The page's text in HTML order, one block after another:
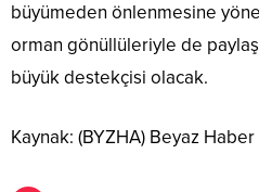
büyümeden önlenmesine
orman gönüllüleriyle de
büyük destekçisi olacak.
Kaynak: (BYZHA) Beyaz Haber